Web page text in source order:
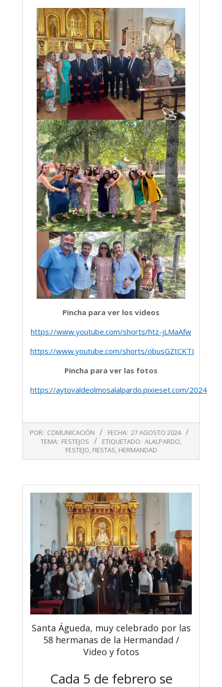
Pincha para ver los videos
https://www.youtube.com/shorts/htz-jLMaAfw
https://www.youtube.com/shorts/obusGZtCKTI
Pincha para ver las fotos
https://aytovaldeolmosalalpardo.pixieset.com/
08-
POR: COMUNICACIÓN FECHA: 27 AGOSTO 2024
TEMA: FESTEJOS ETIQUETADO: ALALPARDO,
FESTEJO, FIESTAS, HERMANDAD
Santa Águeda, muy celebrado por las
58 hermanas de la Hermandad /
Video y fotos
Cada 5 de febrero se